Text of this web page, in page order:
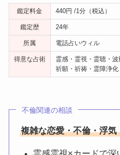
鑑定料金 440円 /1分（税込）
鑑定歴 24年
所属 電話占いウィル
得意な占術
霊感・霊視・霊聴・
祈願・祈祷・霊障浄
不倫関連の相談
複雑な恋愛・不倫・浮気